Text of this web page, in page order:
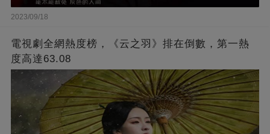
2023/09/18
電視劇全網熱度榜，《云之羽》排在倒數，第一熱
度高達63.08